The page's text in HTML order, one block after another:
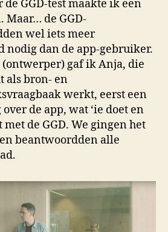
de GGD-test maakte ik een
Maar… de GGD-
wel iets meer
nodig dan de app-gebruiker.
(ontwerper) gaf ik Anja, die
als bron- en
werkt, eerst een
de app, wat ‘ie doet en
de GGD. We gingen het
beantwoordden alle